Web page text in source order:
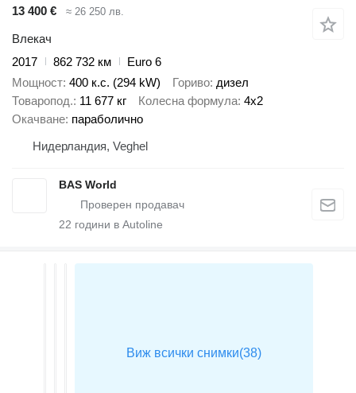
13 400 € ≈ 26 250 лв.
Влекач
2017
862 732 км
Euro 6
Мощност 400 к.с. (294 kW) Гориво дизел
Товаропод. 11 677 кг Колесна формула 4x2
Окачване параболично
Нидерландия, Veghel
BAS World
22 години в Autoline